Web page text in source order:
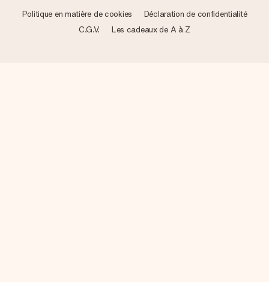
Politique en matière de cookies
Déclaration de confidentialité
C.G.V.
Les cadeaux de A à Z